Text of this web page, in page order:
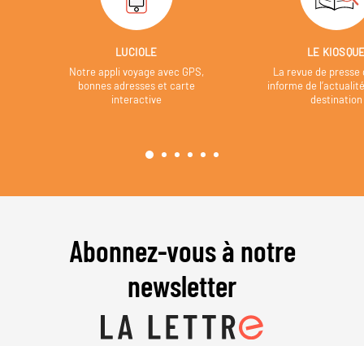
LUCIOLE
Notre appli voyage avec GPS,
bonnes adresses et carte
interactive
LE
La revue de presse
informe de
destination
Abonnez-vous à notre
newsletter